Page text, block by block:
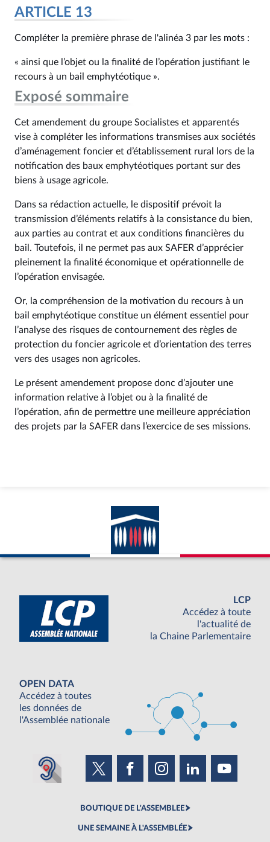
ARTICLE 13
Compléter la première phrase de l'alinéa 3 par les mots :
« ainsi que l’objet ou la finalité de l’opération justifiant le
recours à un bail emphytéotique ».
Exposé sommaire
Cet amendement du groupe Socialistes et apparentés
vise à compléter les informations transmises aux sociétés
d’aménagement foncier et d’établissement rural lors de la
notification des baux emphytéotiques portant sur des
biens à usage agricole.
Dans sa rédaction actuelle, le dispositif prévoit la
transmission d’éléments relatifs à la consistance du bien,
aux parties au contrat et aux conditions financières du
bail. Toutefois, il ne permet pas aux SAFER d’apprécier
pleinement la finalité économique et opérationnelle de
l’opération envisagée.
Or, la compréhension de la motivation du recours à un
bail emphytéotique constitue un élément essentiel pour
l’analyse des risques de contournement des règles de
protection du foncier agricole et d’orientation des terres
vers des usages non agricoles.
Le présent amendement propose donc d’ajouter une
information relative à l’objet ou à la finalité de
l’opération, afin de permettre une meilleure appréciation
des projets par la SAFER dans l’exercice de ses missions.
LCP
Accédez à toute
l'actualité de
la Chaine Parlementaire
OPEN DATA
Accédez à toutes
les données de
l'Assemblée nationale
BOUTIQUE DE L'ASSEMBLEE
UNE SEMAINE À L'ASSEMBLÉE